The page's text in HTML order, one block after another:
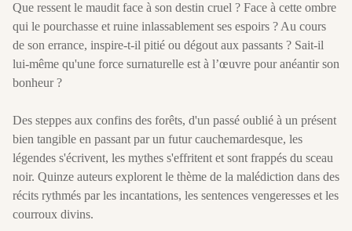
Que ressent le maudit face à son destin cruel ? Face à cette ombre
qui le pourchasse et ruine inlassablement ses espoirs ? Au cours
de son errance, inspire-t-il pitié ou dégout aux passants ? Sait-il
lui-même qu'une force surnaturelle est à l’œuvre pour anéantir son
bonheur ?
Des steppes aux confins des forêts, d'un passé oublié à un présent
bien tangible en passant par un futur cauchemardesque, les
légendes s'écrivent, les mythes s'effritent et sont frappés du sceau
noir. Quinze auteurs explorent le thème de la malédiction dans des
récits rythmés par les incantations, les sentences vengeresses et les
courroux divins.